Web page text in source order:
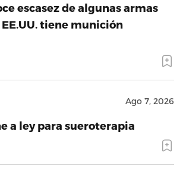
escasez de algunas armas
tiene munición
Ago 7, 2026
a ley para sueroterapia